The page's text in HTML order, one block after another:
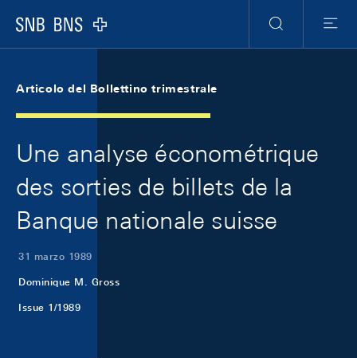
Logo
Ricerca
Menu
Articolo del Bollettino trimestrale
Une analyse économétrique
des sorties de billets de la
Banque nationale suisse
31 marzo 1989
Dominique M. Gross
Issue 1/1989